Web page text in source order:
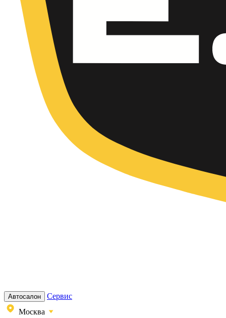
Автосалон
Сервис
Москва